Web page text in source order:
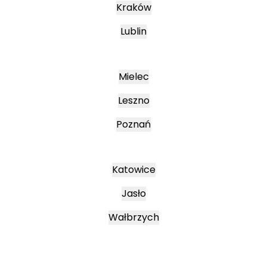
Kraków
Lublin
Mielec
Leszno
Poznań
Katowice
Jasło
Wałbrzych